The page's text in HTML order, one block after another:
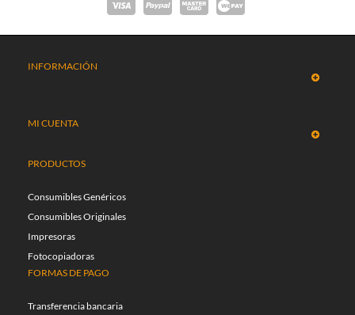
INFORMACIÓN
MI CUENTA
PRODUCTOS
Consumibles Genéricos
Consumibles Originales
Impresoras
Fotocopiadoras
FORMAS DE PAGO
Transferencia bancaria